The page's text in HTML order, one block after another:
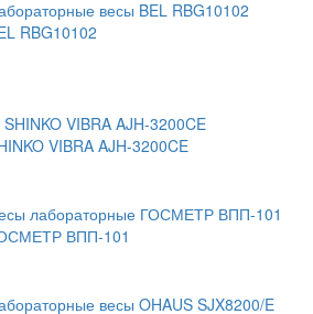
RBG10102
VIBRA AJH-3200CE
ВПП-101